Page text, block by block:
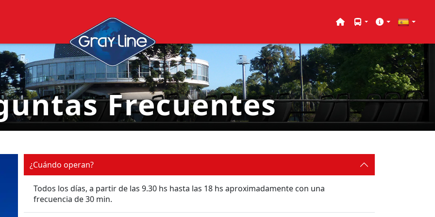
Frecuentes
¿Cuándo operan?
Todos los días, a partir de las 9.30 hs hasta las 18 hs aproximadamente con una
frecuencia de 30 min.